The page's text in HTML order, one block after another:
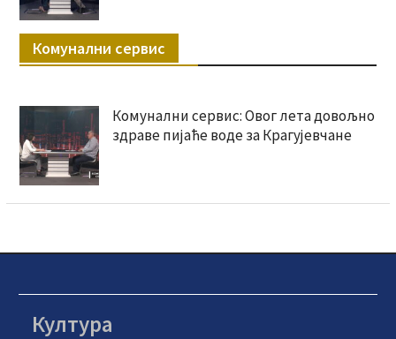
Комунални сервис
Комунални сервис: Овог лета довољно
здраве пијаће воде за Крагујевчане
Култура